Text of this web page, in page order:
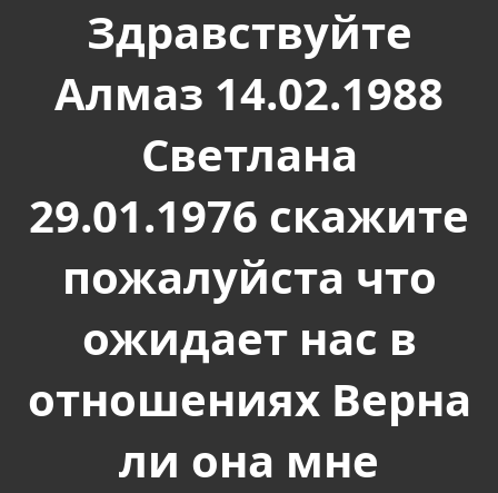
Здравствуйте
Алмаз 14.02.1988
Светлана
29.01.1976 скажите
пожалуйста что
ожидает нас в
отношениях Верна
ли она мне